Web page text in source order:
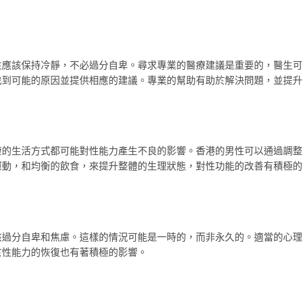
該保持冷靜，不必過分自卑。尋求專業的醫療建議是重要的，醫生可
可能的原因並提供相應的建議。專業的幫助有助於解決問題，並提升
生活方式都可能對性能力產生不良的影響。香港的男性可以通過調整
，和均衡的飲食，來提升整體的生理狀態，對性功能的改善有積極的
分自卑和焦慮。這樣的情況可能是一時的，而非永久的。適當的心理
能力的恢復也有著積極的影響。